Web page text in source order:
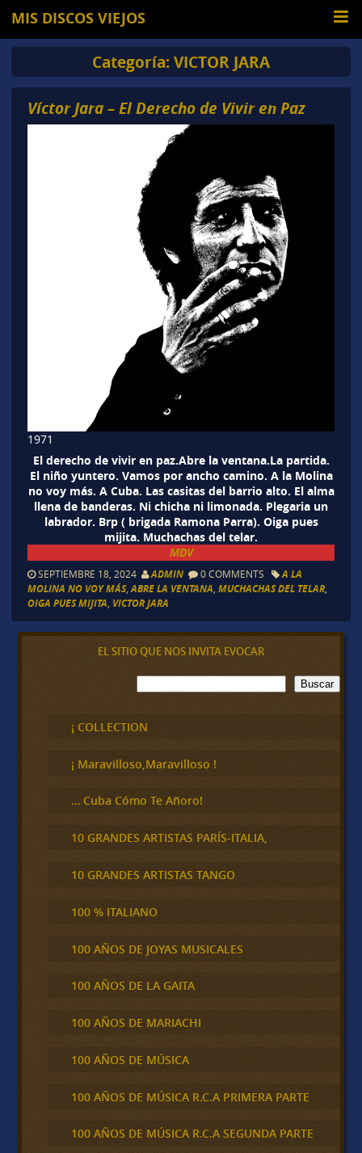
MIS DISCOS VIEJOS
Categoría:VICTOR JARA
Víctor Jara – El Derecho de Vivir en Paz
1971
El derecho de vivir en paz.Abre la ventana.La partida.
El niño yuntero. Vamos por ancho camino. A la Molina
no voy más. A Cuba. Las casitas del barrio alto. El alma
llena de banderas. Ni chicha ni limonada. Plegaria un
labrador. Brp ( brigada Ramona Parra). Oiga pues
mijita. Muchachas del telar.
MDV
SEPTIEMBRE 18, 2024 ADMIN 0 COMMENTS
A LA
MOLINA NO VOY MÁS, ABRE LA VENTANA MUCHACHAS DEL TELAR,
OIGA PUES MIJITA VICTOR JARA
EL SITIO QUE NOS INVITA EVOCAR
B
u
c
a
Buscar
¡ COLLECTION
¡ Maravilloso,Maravilloso !
… Cuba Cómo Te Añoro!
10 GRANDES ARTISTAS PARÍS-ITALIA,
10 GRANDES ARTISTAS TANGO
100 % ITALIANO
100 AÑOS DE JOYAS MUSICALES
100 AÑOS DE LA GAITA
100 AÑOS DE MARIACHI
100 AÑOS DE MÚSICA
100 AÑOS DE MÚSICA R.C.A PRIMERA PARTE
100 AÑOS DE MÚSICA R.C.A SEGUNDA PARTE